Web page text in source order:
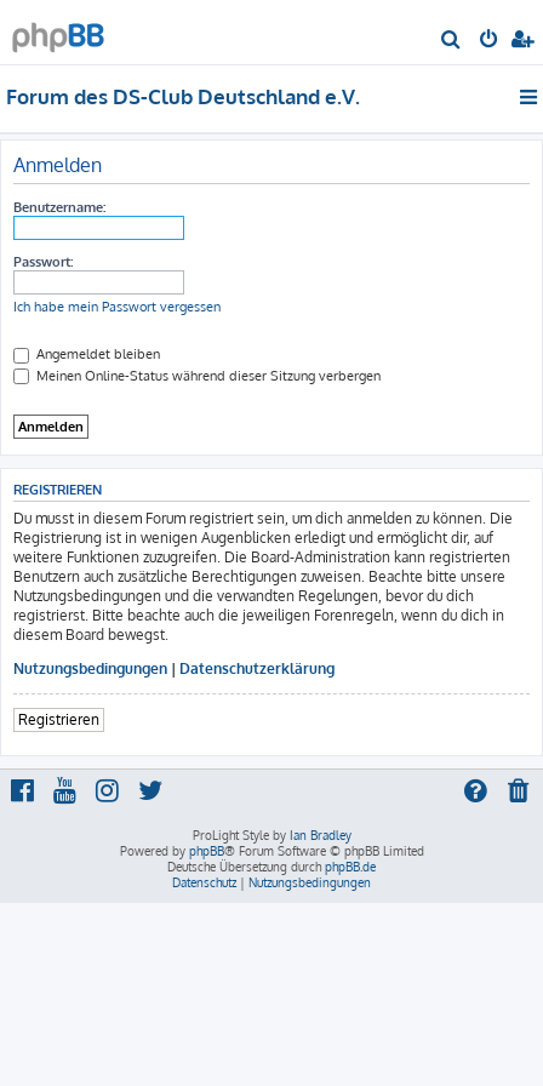
u
Forum des DS-Club Deutschland e.V.
Anmelden
Benutzername:
Passwort:
Ich habe mein Passwort vergessen
Angemeldet bleiben
Meinen Online-Status während dieser Sitzung verbergen
REGISTRIEREN
Du musst in diesem Forum registriert sein, um dich anmelden zu können. Die
Registrierung ist in wenigen Augenblicken erledigt und ermöglicht dir, auf
weitere Funktionen zuzugreifen. Die Board-Administration kann registrierten
Benutzern auch zusätzliche Berechtigungen zuweisen. Beachte bitte unsere
Nutzungsbedingungen und die verwandten Regelungen, bevor du dich
registrierst. Bitte beachte auch die jeweiligen Forenregeln, wenn du dich in
diesem Board bewegst.
Nutzungsbedingungen | Datenschutzerklärung
Registrieren
ProLight Style by Ian Bradley
Powered by phpBB® Forum Software © phpBB Limited
Deutsche Übersetzung durch phpBB.de
Datenschutz | Nutzungsbedingungen